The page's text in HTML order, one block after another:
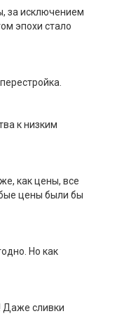
за исключением
эпохи стало
к низким
как цены, все
цены были бы
Но как
Даже сливки